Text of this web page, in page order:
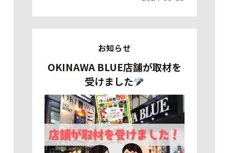
お知らせ
OKINAWA BLUE店舗が取材を
受けました